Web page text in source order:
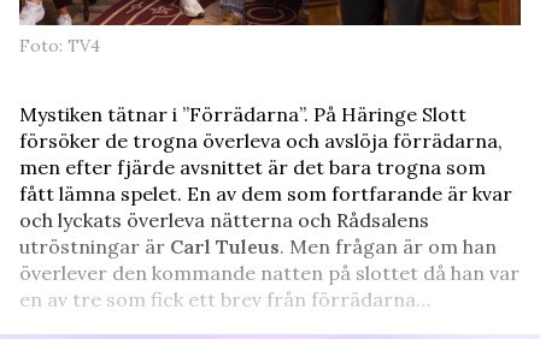
Foto: TV4
Mystiken tätnar i ”Förrädarna”. På Häringe Slott
försöker de trogna överleva och avslöja förrädarna,
men efter fjärde avsnittet är det bara trogna som
fått lämna spelet. En av dem som fortfarande är kvar
och lyckats överleva nätterna och Rådsalens
utröstningar är Carl Tuleus. Men frågan är om han
överlever den kommande natten på slottet då han var
en av tre som fick ett brev från förrädarna…